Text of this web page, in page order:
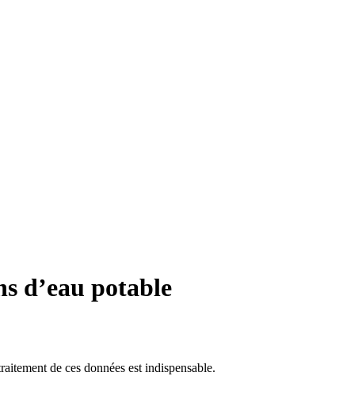
d’eau potable
de ces données est indispensable.